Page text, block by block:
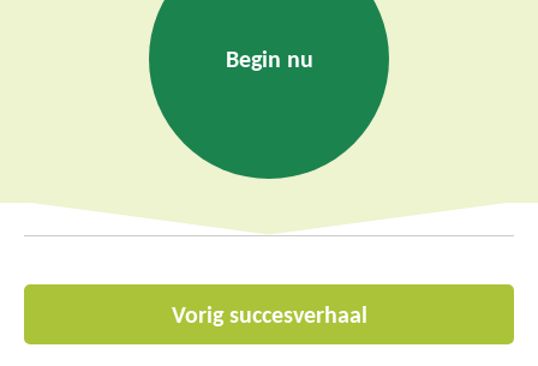
Begin nu
Vorig succesverhaal